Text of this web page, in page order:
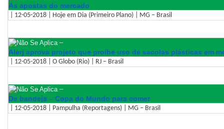
As apostas do mercado
| 12-05-2018 | Hoje em Dia (Primeiro Plano) | MG – Brasil
–
Alerj aprova projeto que proíbe uso de sacolas plásticas em
| 12-05-2018 | O Globo (Rio) | RJ – Brasil
–
De bandeja – Copa do Mundo para comer
| 12-05-2018 | Pampulha (Reportagens) | MG – Brasil